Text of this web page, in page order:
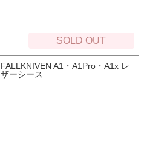
SOLD OUT
FALLKNIVEN A1・A1Pro・A1x レ
ザーシース